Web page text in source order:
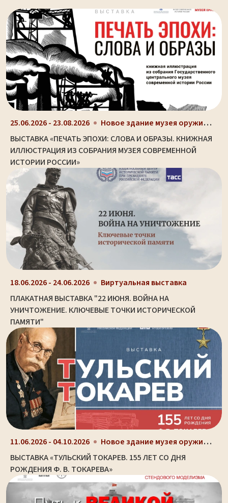
25.06.2026 - 23.08.2026 Новое здание музея оружия (ул. Октябрьская, д. 2)
ВЫСТАВКА «ПЕЧАТЬ ЭПОХИ: СЛОВА И ОБРАЗЫ. КНИЖНАЯ
ИЛЛЮСТРАЦИЯ ИЗ СОБРАНИЯ МУЗЕЯ СОВРЕМЕННОЙ
ИСТОРИИ РОССИИ»
18.06.2026 - 24.06.2026
Виртуальная выставка
ПЛАКАТНАЯ ВЫСТАВКА "22 ИЮНЯ. ВОЙНА НА
УНИЧТОЖЕНИЕ. КЛЮЧЕВЫЕ ТОЧКИ ИСТОРИЧЕСКОЙ
ПАМЯТИ"
11.06.2026 - 04.10.2026 Новое здание музея оружия (ул. Октябрьская, д. 2)
ВЫСТАВКА «ТУЛЬСКИЙ ТОКАРЕВ. 155 ЛЕТ СО ДНЯ
РОЖДЕНИЯ Ф. В. ТОКАРЕВА»